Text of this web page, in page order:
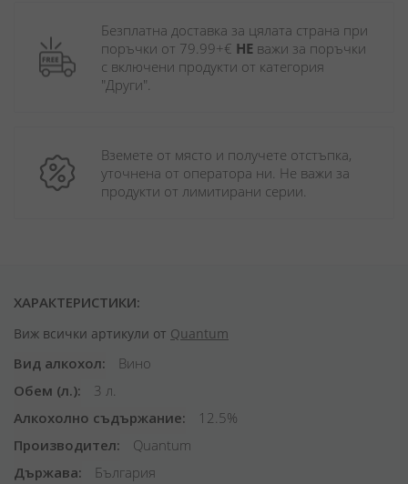
Безплатна доставка за цялата страна при
поръчки от 79.99+€ НЕ важи за поръчки
с включени продукти от категория
"Други".
Вземете от място и получете отстъпка,
уточнена от оператора ни. Не важи за
продукти от лимитирани серии.
ХАРАКТЕРИСТИКИ:
Виж всички артикули от Quantum
Вид алкохол
Вино
Обем (л.)
3 л.
Алкохолно съдържание
12.5%
Производител
Quantum
Държава
България